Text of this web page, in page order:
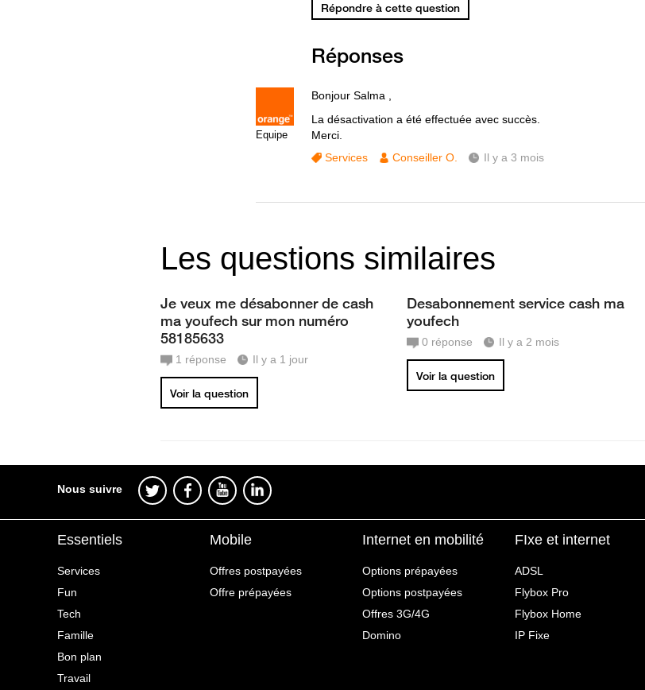
Répondre à cette question
Réponses
Equipe
Bonjour Salma ,
La désactivation a été effectuée avec succès.
Merci.
Services
Conseiller O. Il y a 3 mois
Les questions similaires
Je veux me désabonner de cash
ma youfech sur mon numéro
58185633
1 réponse Il y a 1 jour
Voir la question
Desabonnement service cash ma
youfech
0 réponse Il y a 2 mois
Voir la question
Nous suivre
Essentiels
Services
Fun
Tech
Famille
Bon plan
Travail
Mobile
Offres postpayées
Offre prépayées
Internet en mobilité
Options prépayées
Options postpayées
Offres 3G/4G
Domino
FIxe et internet
ADSL
Flybox Pro
Flybox Home
IP Fixe